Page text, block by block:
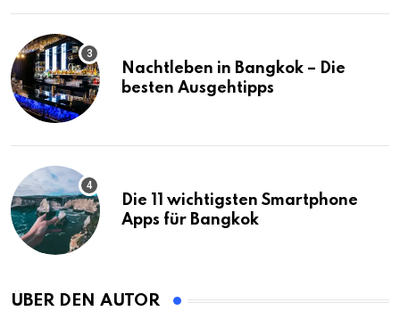
Nachtleben in Bangkok – Die
besten Ausgehtipps
Die 11 wichtigsten Smartphone
Apps für Bangkok
ÜBER DEN AUTOR